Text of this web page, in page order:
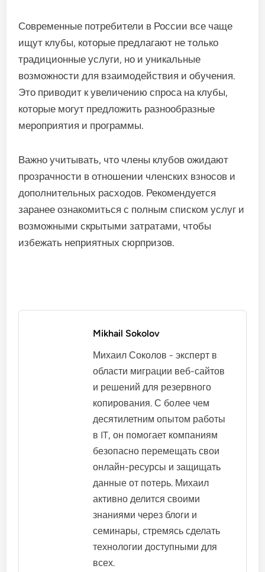
Современные потребители в России все чаще
ищут клубы, которые предлагают не только
традиционные услуги, но и уникальные
возможности для взаимодействия и обучения.
Это приводит к увеличению спроса на клубы,
которые могут предложить разнообразные
мероприятия и программы.
Важно учитывать, что члены клубов ожидают
прозрачности в отношении членских взносов и
дополнительных расходов. Рекомендуется
заранее ознакомиться с полным списком услуг и
возможными скрытыми затратами, чтобы
избежать неприятных сюрпризов.
Mikhail Sokolov
Михаил Соколов - эксперт в
области миграции веб-сайтов
и решений для резервного
копирования. С более чем
десятилетним опытом работы
в IT, он помогает компаниям
безопасно перемещать свои
онлайн-ресурсы и защищать
данные от потерь. Михаил
активно делится своими
знаниями через блоги и
семинары, стремясь сделать
технологии доступными для
всех.